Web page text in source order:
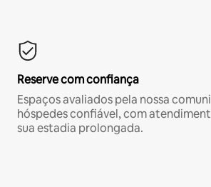
Reserve com confiança
Espaços avaliados pela nossa
hóspedes confiável, com
sua estadia prolongada.